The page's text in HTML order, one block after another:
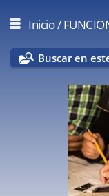
Inicio/
Buscar en